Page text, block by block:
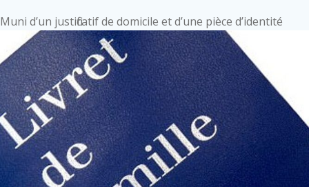
Muni d’un justificatif de domicile et d’une pièce d’identité